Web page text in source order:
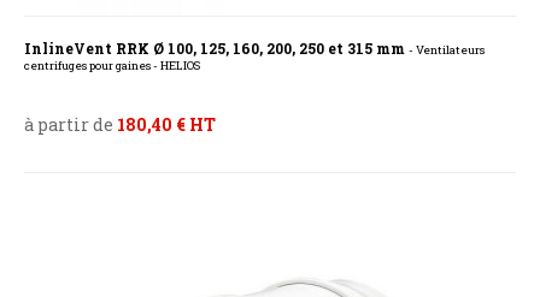
InlineVent RRK Ø 100, 125, 160, 200, 250 et 315 mm - Ventilateurs
centrifuges pour gaines - HELIOS
à partir de 180,40 € HT